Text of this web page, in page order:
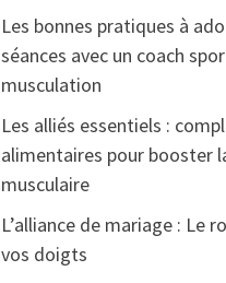
Les bonnes pratiques à
séances avec un coach
musculation
Les alliés essentiels :
alimentaires pour booster
musculaire
L’alliance de mariage : Le
vos doigts